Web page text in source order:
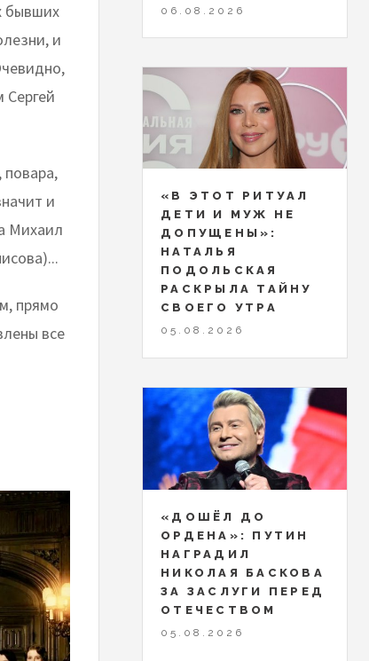
бывших
и
Сергей
и
Михаил
прямо
все
06.08.2026
«В ЭТОТ РИТУАЛ
ДЕТИ И МУЖ НЕ
ДОПУЩЕНЫ»:
НАТАЛЬЯ
ПОДОЛЬСКАЯ
РАСКРЫЛА ТАЙНУ
СВОЕГО УТРА
05.08.2026
«ДОШЁЛ ДО
ОРДЕНА»: ПУТИН
НАГРАДИЛ
НИКОЛАЯ БАСКОВА
ЗА ЗАСЛУГИ ПЕРЕД
ОТЕЧЕСТВОМ
05.08.2026